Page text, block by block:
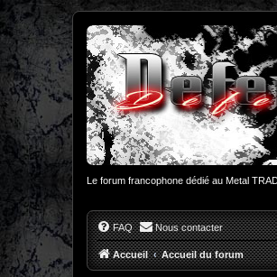
Le forum francophone dédié au Metal
FAQ Nous contacter
Accueil Accueil du forum